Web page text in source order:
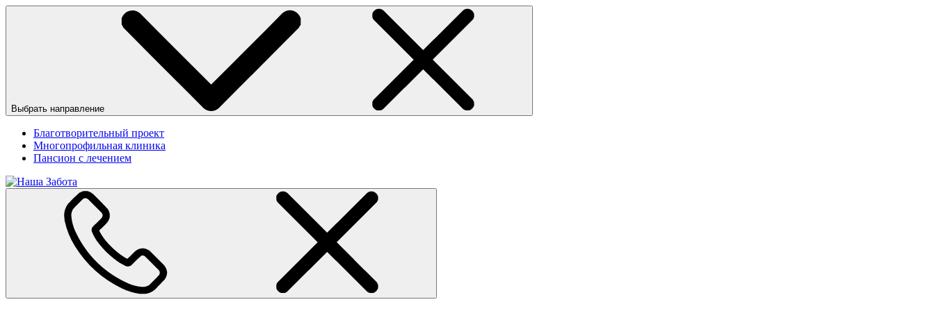
Выбрать направление
Благотворительный проект
Многопрофильная клиника
Пансион с лечением